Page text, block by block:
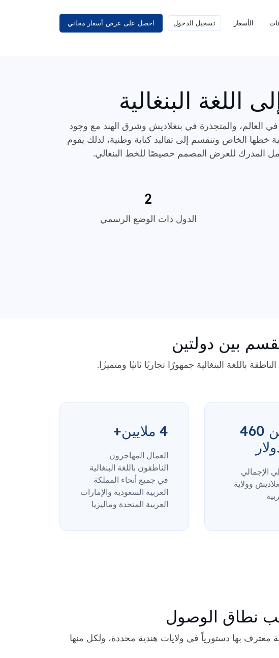
الأسعار تسجيل الدخول احصل على عرض أسعار مجاني
اللغة البنغالية
انتشاراً في العالم، والمتجذرة في بنغلاديش وشرق الهند مع وجود
خطها الخاص وتنقسم إلى تقاليد كتابة وطنية، لذلك يقوم
2
الدول ذات الوضع الرسمي
بين دولتين
باللغة البنغالية جمهورًا تجاريًا ثانيًا ومتميزًا.
أكثر من 460
الإجمالي
وولاية
4 ملايين+
العمال المهاجرون
الناطقون باللغة البنغالية
في جميع أنحاء المملكة
العربية السعودية والإمارات
العربية المتحدة وماليزيا
نطاق الوصول
معترف بها دستورياً في ولايات هندية محددة، ولكل منها